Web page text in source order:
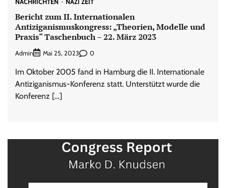
NACHRICHTEN NAZI ZEIT
Bericht zum II. Internationalen
Antiziganismuskongress: „Theorien, Modelle und
Praxis“ Taschenbuch – 22. März 2023
Admin Mai 25, 2023 0
Im Oktober 2005 fand in Hamburg die II. Internationale
Antiziganismus-Konferenz statt. Unterstützt wurde die
Konferenz […]